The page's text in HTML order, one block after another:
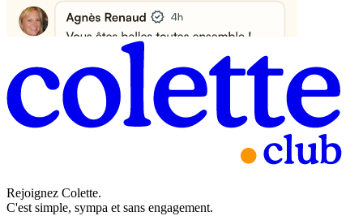
Rejoignez Colette.
C'est simple, sympa et sans engagement.